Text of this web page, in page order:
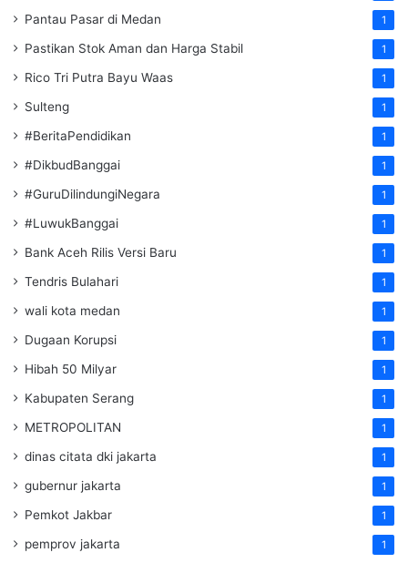
Pantau Pasar di Medan 1
Pastikan Stok Aman dan Harga Stabil 1
Rico Tri Putra Bayu Waas 1
Sulteng 1
#BeritaPendidikan 1
#DikbudBanggai 1
#GuruDilindungiNegara 1
#LuwukBanggai 1
Bank Aceh Rilis Versi Baru 1
Tendris Bulahari 1
wali kota medan 1
Dugaan Korupsi 1
Hibah 50 Milyar 1
Kabupaten Serang 1
METROPOLITAN 1
dinas citata dki jakarta 1
gubernur jakarta 1
Pemkot Jakbar 1
pemprov jakarta 1